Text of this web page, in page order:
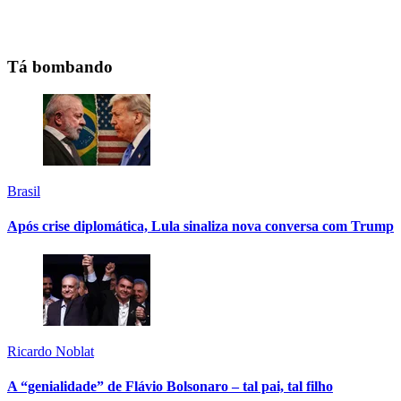
Tá bombando
Brasil
Após crise diplomática, Lula sinaliza nova conversa com Trump
Ricardo Noblat
A “genialidade” de Flávio Bolsonaro – tal pai, tal filho